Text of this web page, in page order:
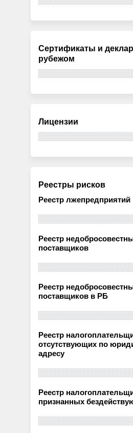
Сертификаты и
рубежом
Лицензии
Реестры рисков
Реестр лжепредприятий
Реестр
поставщиков
Реестр
поставщиков в РБ
Реестр
отсутствующих по
адресу
Реестр
признанных